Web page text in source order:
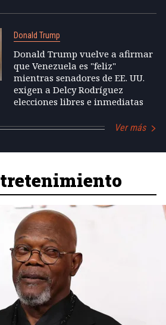
Donald Trump
Donald Trump vuelve a afirmar
que Venezuela es "feliz"
mientras senadores de EE. UU.
exigen a Delcy Rodríguez
elecciones libres e inmediatas
Ver más